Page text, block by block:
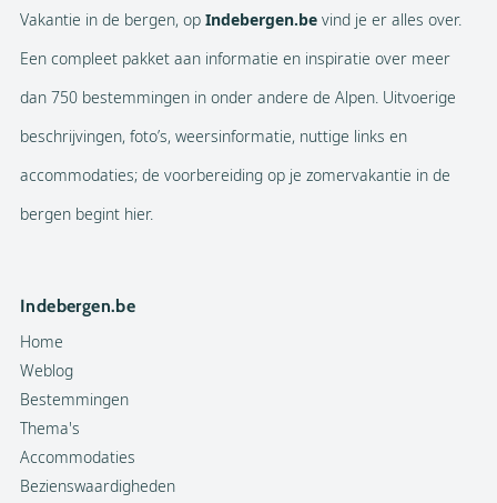
Vakantie in de bergen, op Indebergen.be vind je er alles over.
Een compleet pakket aan informatie en inspiratie over meer
dan 750 bestemmingen in onder andere de Alpen. Uitvoerige
beschrijvingen, foto’s, weersinformatie, nuttige links en
accommodaties; de voorbereiding op je zomervakantie in de
bergen begint hier.
Indebergen.be
Home
Weblog
Bestemmingen
Thema's
Accommodaties
Bezienswaardigheden